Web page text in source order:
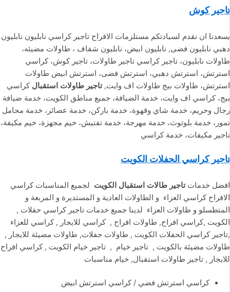
تاجير كوش
يسعدنا ان نقدم لسيادتكم مستلزمات الافراح تاجير كراسي نابليون نابليون
دهبي نابليون فضى, نابليون ابيض، نابليون شفاف ، طاولات مضيئه،
طاولات نابليون، تاجير كراسي تاجير طاولات، تاجير كوش، كراسي
استرتش، استرتش دهبي، استرتش فضى، استرتش ابيض طاولات
استرتش، طاولات بيج طاولات اف وايت,تاجير طاولات استقبالكراسي
بيج، كراسي اف وايت، خدمة الضيافة، جميع مناطق الكويت، خدمة ضيافة
رجال وحريم، خدمة شاي وقهوة، خدمة باركن، خدمة عصائر، خدمة محامل
تمور، خدمة بلوتوث، خدمة مهرجة، خدمة تفتيش، خيم مجهزة، خيم مكيفة،
تاجير مكيفات، خدمة كراسي
تاجير كراسي الحفلات الكويت
افضل خدماتتاجير طالات استقبال الكويت لجميع المناسبات كراسي
الافراح كراسي العزاء و الطاولات العادية و المستديرة و المربعة و
المتطسلو و طاولات العزاء لدينا جميع خدمات تاجير كراسي حفلات ,
الكويت ,كراسي افراح, طاولات افراح , كراسي للايجار , كراسي للعزاء
,تاجير كراسي الحفلات الكويت , طاولات حفلات, طاولات مضيئة للايجار ,
طاولات مضيئة بالكويت , تاجير خيام , تاجير خيام الكويت , كراسي افراح
للايجار , تاجير طاولات استقبال, خيام مناسبات
كراسي استرتش فضي / كراسي استرتش ابيض